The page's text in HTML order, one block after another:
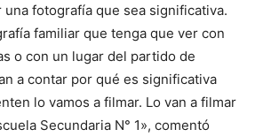
fotografía que sea significativa.
familiar que tenga que ver con
o con un lugar del partido de
a contar por qué es significativa
lo vamos a filmar. Lo van a filmar
Secundaria N° 1», comentó